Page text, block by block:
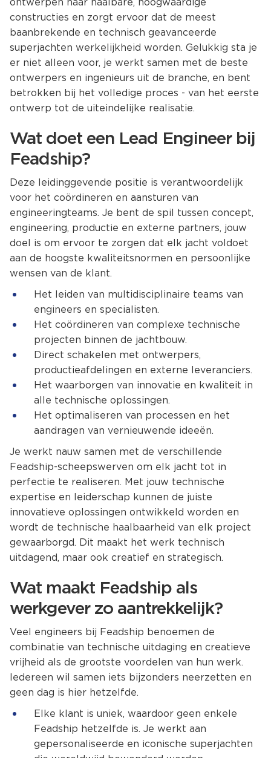
constructies en zorgt ervoor dat de meest
baanbrekende en technisch geavanceerde
superjachten werkelijkheid worden. Gelukkig sta je
er niet alleen voor, je werkt samen met de beste
ontwerpers en ingenieurs uit de branche, en bent
betrokken bij het volledige proces - van het eerste
ontwerp tot de uiteindelijke realisatie.
Wat doet een Lead Engineer bij
Feadship?
Deze leidinggevende positie is verantwoordelijk
voor het coördineren en aansturen van
engineeringteams. Je bent de spil tussen concept,
engineering, productie en externe partners, jouw
doel is om ervoor te zorgen dat elk jacht voldoet
aan de hoogste kwaliteitsnormen en persoonlijke
wensen van de klant.
Het leiden van multidisciplinaire teams van
engineers en specialisten.
Het coördineren van complexe technische
projecten binnen de jachtbouw.
Direct schakelen met ontwerpers,
productieafdelingen en externe leveranciers.
Het waarborgen van innovatie en kwaliteit in
alle technische oplossingen.
Het optimaliseren van processen en het
aandragen van vernieuwende ideeën.
Je werkt nauw samen met de verschillende
Feadship-scheepswerven om elk jacht tot in
perfectie te realiseren. Met jouw technische
expertise en leiderschap kunnen de juiste
innovatieve oplossingen ontwikkeld worden en
wordt de technische haalbaarheid van elk project
gewaarborgd. Dit maakt het werk technisch
uitdagend, maar ook creatief en strategisch.
Wat maakt Feadship als
werkgever zo aantrekkelijk?
Veel engineers bij Feadship benoemen de
combinatie van technische uitdaging en creatieve
vrijheid als de grootste voordelen van hun werk.
Iedereen wil samen iets bijzonders neerzetten en
geen dag is hier hetzelfde.
Elke klant is uniek, waardoor geen enkele
Feadship hetzelfde is. Je werkt aan
gepersonaliseerde en iconische superjachten